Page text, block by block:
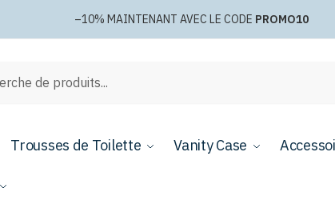
–10% MAINTENANT AVEC LE CODE PROMO10
Trousses de Toilette Vanity Case